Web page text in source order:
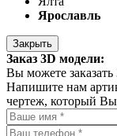
Ярославль
Закрыть
Заказ 3D модели:
Вы можете
Напишите нам
чертеж, который Вы